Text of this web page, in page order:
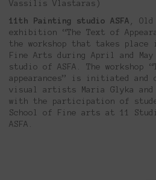
Vassilis Vlastaras)
11th Painting studio ASFA ,
exhibition “The Text of
the workshop that takes place
Fine Arts during April and
studio of ASFA. The workshop
appearances” is initiated and
visual artists Maria Glyka and
with the participation of
School of Fine arts at 11
ASFA.